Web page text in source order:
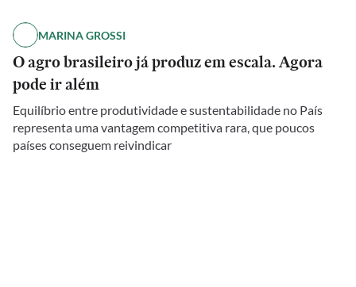
MARINA GROSSI
O agro brasileiro já produz em escala. Agora
pode ir além
Equilíbrio entre produtividade e sustentabilidade no País
representa uma vantagem competitiva rara, que poucos
países conseguem reivindicar